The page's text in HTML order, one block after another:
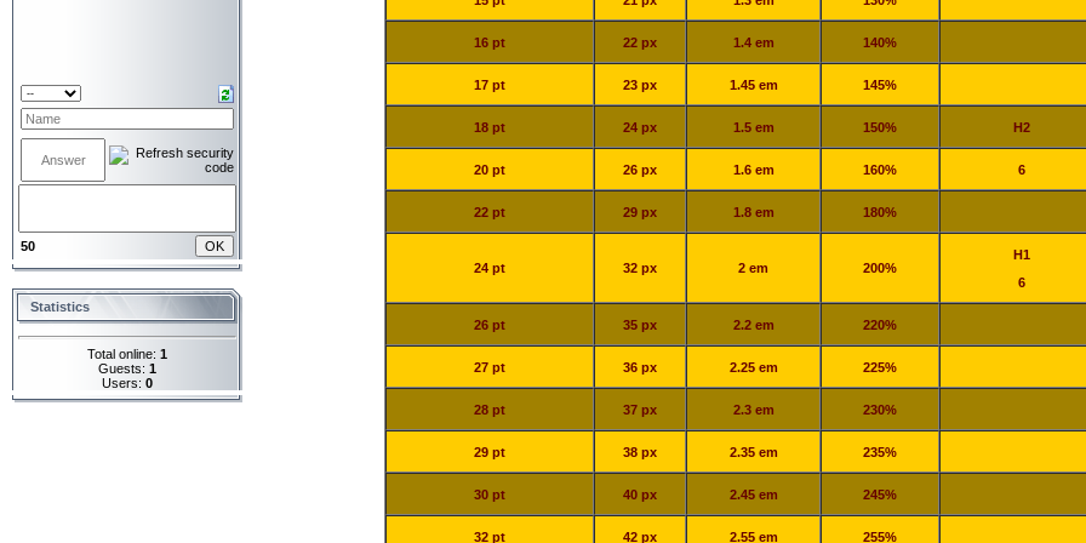
50
Statistics
Total online: 1
Guests: 1
Users: 0
16 pt 22 px 1.4 em 140%
17 pt 23 px 1.45 em 145%
18 pt 24 px 1.5 em 150% H2
20 pt 26 px 1.6 em 160% 6
22 pt 29 px 1.8 em 180%
24 pt 32 px 2 em 200%
H1
6
26 pt 35 px 2.2 em 220%
27 pt 36 px 2.25 em 225%
28 pt 37 px 2.3 em 230%
29 pt 38 px 2.35 em 235%
30 pt 40 px 2.45 em 245%
32 pt 42 px 2.55 em 255%